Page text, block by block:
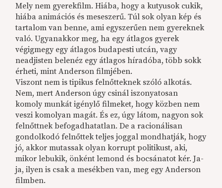
Mely nem gyerekfilm. Hiába, hogy a kutyusok cukik,
hiába animációs és meseszerű. Túl sok olyan kép és
tartalom van benne, ami egyszerűen nem gyereknek
való. Ugyanakkor meg, ha egy átlagos gyerek
végigmegy egy átlagos budapesti utcán, vagy
neadjisten belenéz egy átlagos híradóba, több sokk
érheti, mint Anderson filmjében.
Viszontnem is tipikus felnőtteknek szóló alkotás.
Nem, mert Anderson úgy csinál iszonyatosan
komoly munkát igénylő filmeket, hogy közben nem
veszi komolyan magát. És ez, úgy látom, nagyon sok
felnőttnek befogadhatatlan. De a racionálisan
gondolkodó felnőttek teljes joggal mondhatják, hogy
jó, akkor mutassak olyan korrupt politikust, aki,
mikor lebukik, önként lemond és bocsánatot kér. Ja-
ja, ilyen is csak a mesékben van, meg egy Anderson
filmben.